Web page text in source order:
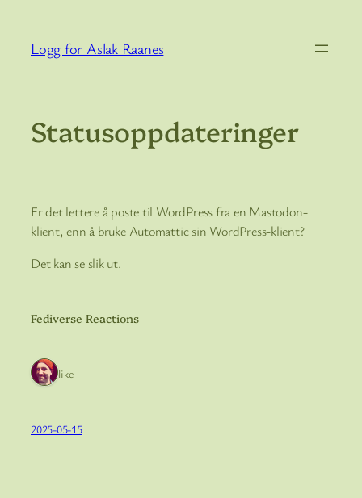
innhold
Logg for Aslak Raanes
Statusoppdateringer
Er det lettere å poste til WordPress fra en Mastodon-
klient, enn å bruke Automattic sin WordPress-klient?
Det kan se slik ut.
Fediverse Reactions
1 like
2025-05-15